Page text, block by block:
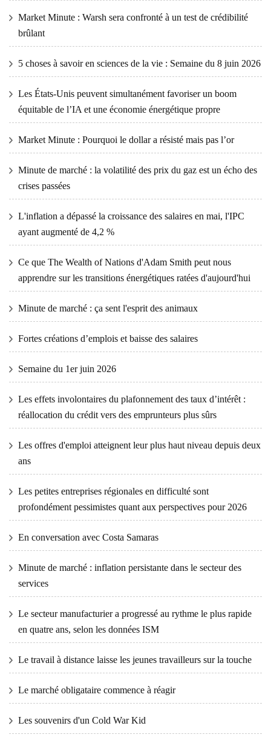
Market Minute : Warsh sera confronté à un test de crédibilité
brûlant
5 choses à savoir en sciences de la vie : Semaine du 8 juin 2026
Les États-Unis peuvent simultanément favoriser un boom
équitable de l’IA et une économie énergétique propre
Market Minute : Pourquoi le dollar a résisté mais pas l’or
Minute de marché : la volatilité des prix du gaz est un écho des
crises passées
L'inflation a dépassé la croissance des salaires en mai, l'IPC
ayant augmenté de 4,2 %
Ce que The Wealth of Nations d'Adam Smith peut nous
apprendre sur les transitions énergétiques ratées d'aujourd'hui
Minute de marché : ça sent l'esprit des animaux
Fortes créations d’emplois et baisse des salaires
Semaine du 1er juin 2026
Les effets involontaires du plafonnement des taux d’intérêt :
réallocation du crédit vers des emprunteurs plus sûrs
Les offres d'emploi atteignent leur plus haut niveau depuis deux
ans
Les petites entreprises régionales en difficulté sont
profondément pessimistes quant aux perspectives pour 2026
En conversation avec Costa Samaras
Minute de marché : inflation persistante dans le secteur des
services
Le secteur manufacturier a progressé au rythme le plus rapide
en quatre ans, selon les données ISM
Le travail à distance laisse les jeunes travailleurs sur la touche
Le marché obligataire commence à réagir
Les souvenirs d'un Cold War Kid